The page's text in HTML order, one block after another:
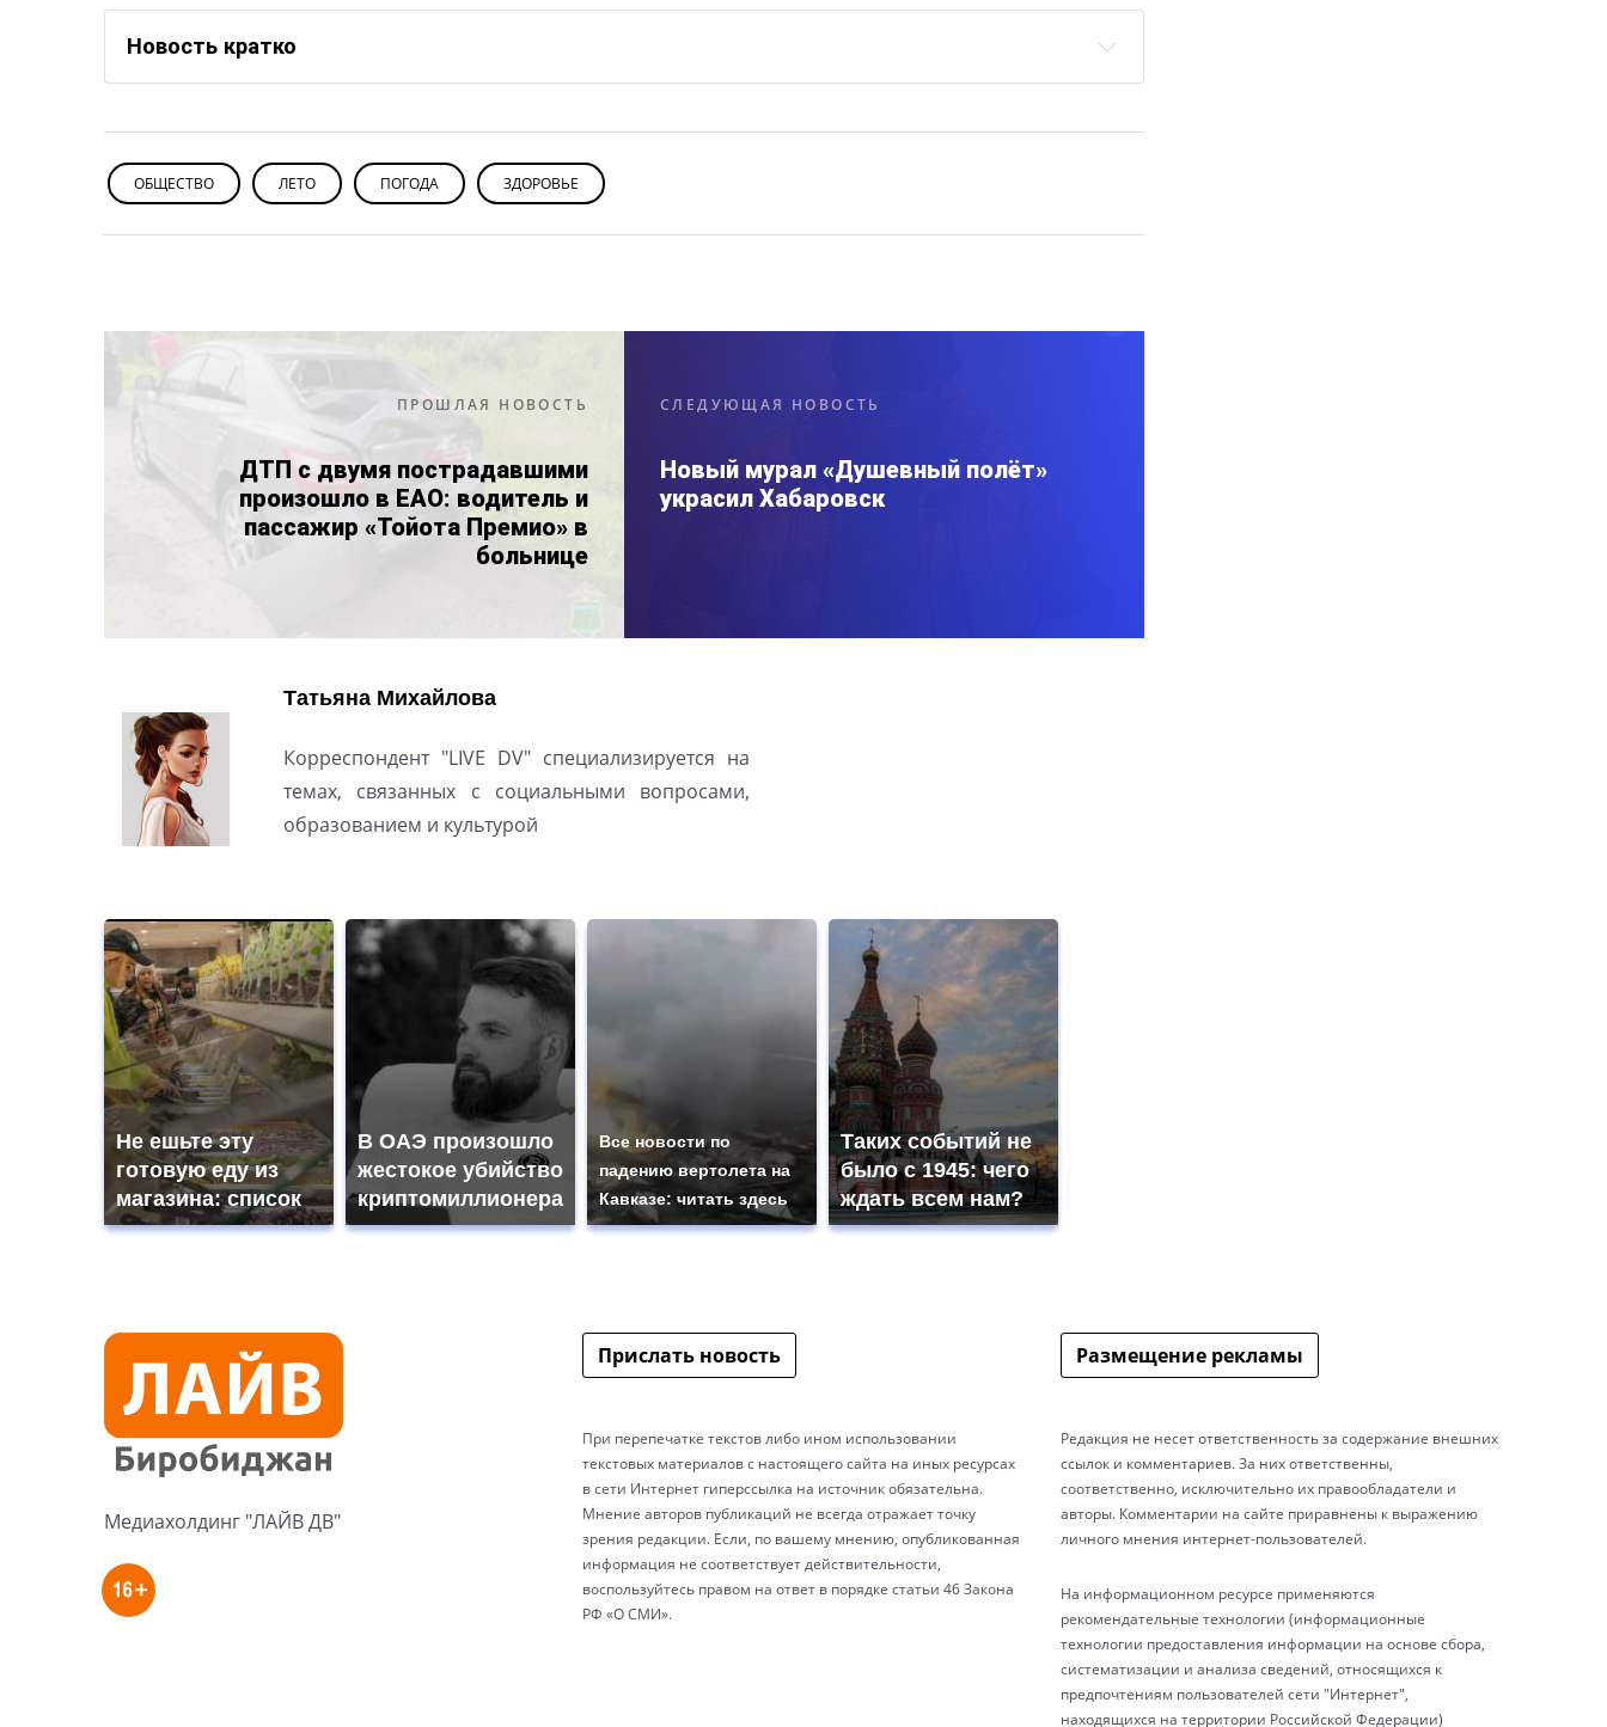
Новость кратко
ОБЩЕСТВО ЛЕТО ПОГОДА ЗДОРОВЬЕ
ПРОШЛАЯ НОВОСТЬ
ДТП с двумя пострадавшими
произошло в ЕАО: водитель и
пассажир «Тойота Премио» в
больнице
СЛЕДУЮЩАЯ НОВОСТЬ
Новый мурал «Душевный полёт»
украсил Хабаровск
Татьяна Михайлова
Корреспондент "LIVE DV" специализируется на
темах, связанных с социальными вопросами,
образованием и культурой
Не ешьте эту
готовую еду из
магазина: список
В ОАЭ произошло
жестокое убийство
криптомиллионера
Все новости по
падению вертолета на
Кавказе: читать здесь
Таких событий не
было с 1945: чего
ждать всем нам?
Медиахолдинг "ЛАЙВ ДВ"
Прислать новость
При перепечатке текстов либо ином использовании
текстовых материалов с настоящего сайта на иных ресурсах
в сети Интернет гиперссылка на источник обязательна.
Мнение авторов публикаций не всегда отражает точку
зрения редакции. Если, по вашему мнению, опубликованная
информация не соответствует действительности,
воспользуйтесь правом на ответ в порядке статьи 46 Закона
РФ «О СМИ».
Размещение рекламы
Редакция не несет ответственность за содержание внешних
ссылок и комментариев. За них ответственны,
соответственно, исключительно их правообладатели и
авторы. Комментарии на сайте приравнены к выражению
личного мнения интернет-пользователей.
На информационном ресурсе применяются
рекомендательные технологии (информационные
технологии предоставления информации на основе сбора,
систематизации и анализа сведений, относящихся к
предпочтениям пользователей сети "Интернет",
находящихся на территории Российской Федерации)